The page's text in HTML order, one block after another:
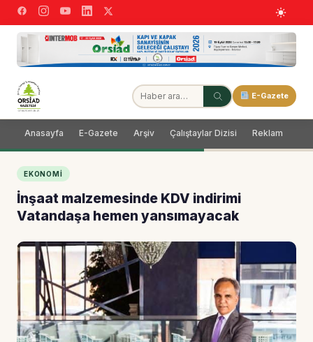
E-Gazete
Anasayfa E-Gazete Arşiv Çalıştaylar Dizisi Reklam
EKONOMI
İnşaat malzemesinde KDV indirimi
Vatandaşa hemen yansımayacak